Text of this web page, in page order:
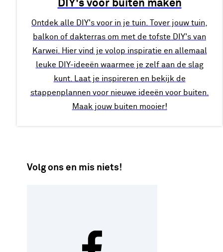
DIY's voor buiten maken
Ontdek alle DIY's voor in je tuin. Tover jouw tuin,
balkon of dakterras om met de tofste DIY's van
Karwei. Hier vind je volop inspiratie en allemaal
leuke DIY-ideeën waarmee je zelf aan de slag
kunt. Laat je inspireren en bekijk de
stappenplannen voor nieuwe ideeën voor buiten.
Maak jouw buiten mooier!
Volg ons en mis niets!